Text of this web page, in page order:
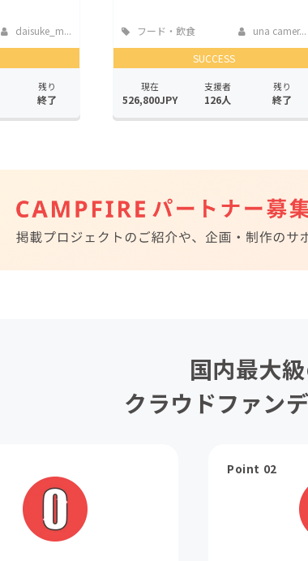
daisuke_m...
残り
終了
フード・飲食
店
una camer...
SUCCESS
現在
526,800JPY
支援者
126人
残り
終了
国内最大
クラウドファン
Point 02